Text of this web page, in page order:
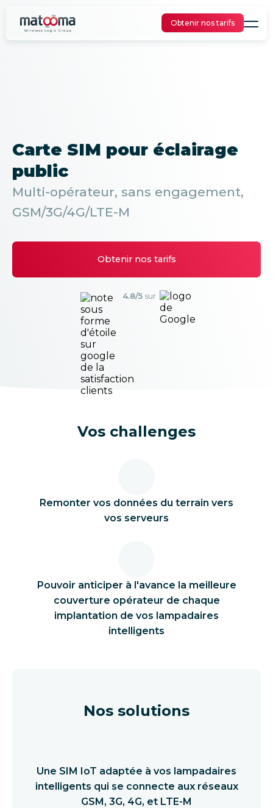
Obtenir nos tarifs
Carte SIM pour éclairage
public
Multi-opérateur, sans engagement,
GSM/3G/4G/LTE-M
Obtenir nos tarifs
4.8/5 sur
Vos challenges
Remonter vos données du terrain vers
vos serveurs
Pouvoir anticiper à l'avance la meilleure
couverture opérateur de chaque
implantation de vos lampadaires
intelligents
Nos solutions
Une SIM IoT adaptée à vos lampadaires
intelligents qui se connecte aux réseaux
GSM, 3G, 4G, et LTE-M